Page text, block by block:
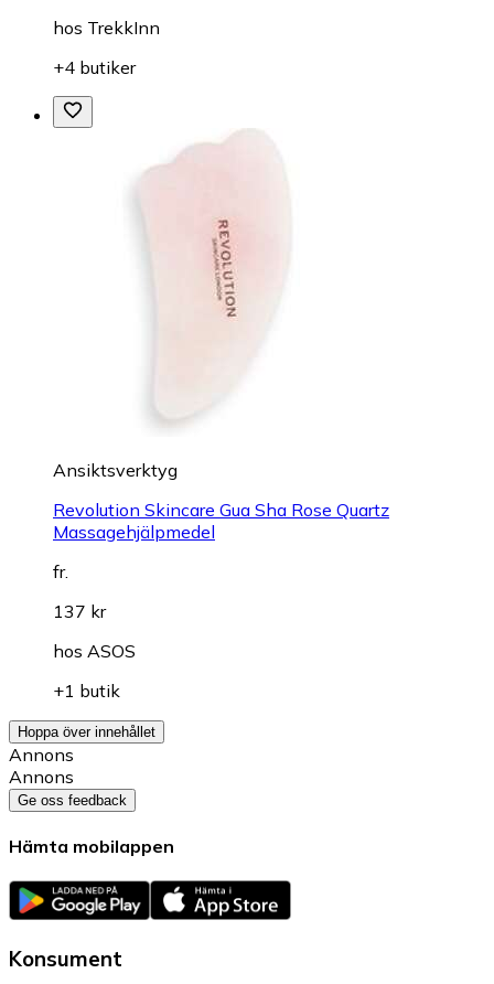
hos TrekkInn
+4 butiker
Ansiktsverktyg
Revolution Skincare Gua Sha Rose Quartz
Massagehjälpmedel
fr.
137 kr
hos ASOS
+1 butik
Hoppa över innehållet
Annons
Annons
Ge oss feedback
Hämta mobilappen
Konsument